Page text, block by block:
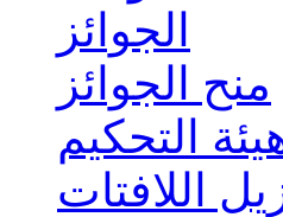
الجوائز
منح الجوائز
التحكيم
اللافتات